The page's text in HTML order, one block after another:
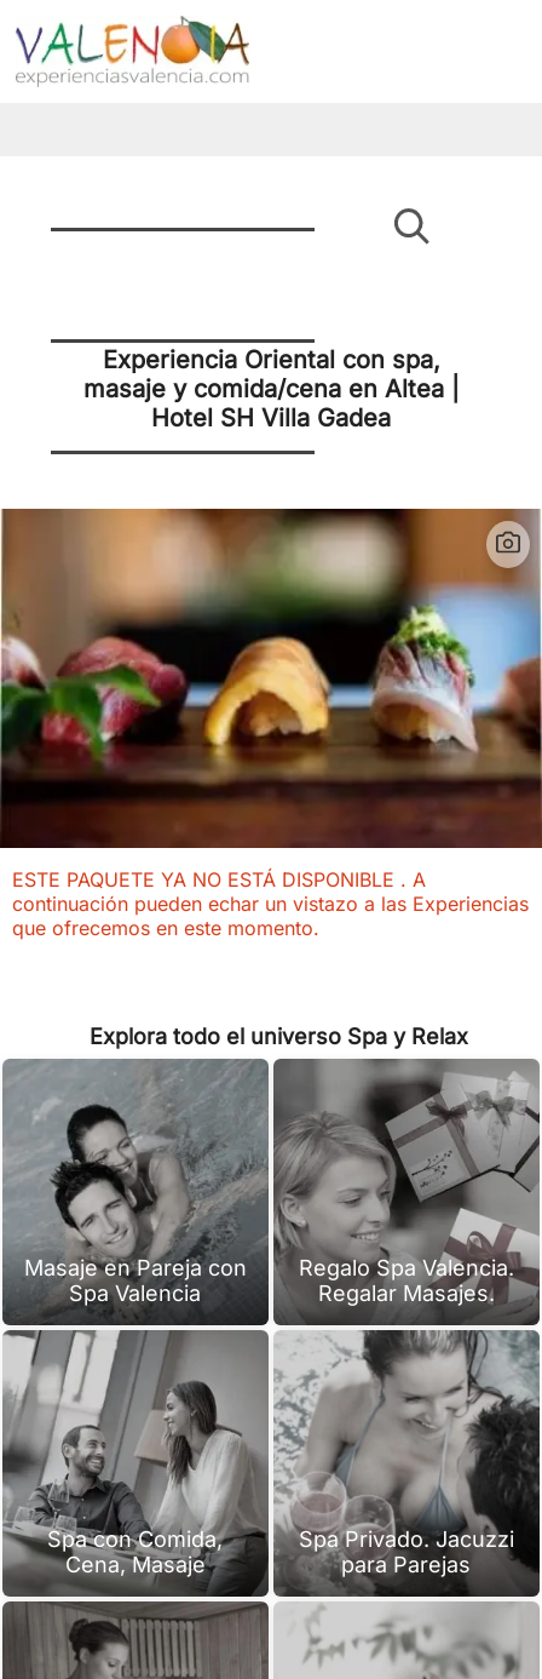
Experiencia Oriental con spa,
masaje y comida/cena en Altea |
Hotel SH Villa Gadea
ESTE PAQUETE YA NO ESTÁ DISPONIBLE . A
continuación pueden echar un vistazo a las Experiencias
que ofrecemos en este momento.
Explora todo el universo Spa y Relax
Masaje en Pareja con
Spa Valencia
Regalo Spa Valencia.
Regalar Masajes.
Spa con Comida,
Cena, Masaje
Spa Privado. Jacuzzi
para Parejas